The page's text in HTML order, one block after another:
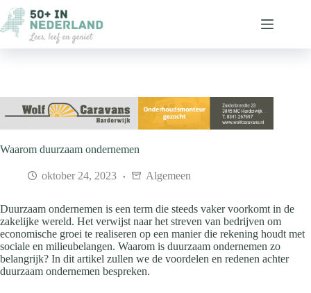
naar
de
inhoud
Waarom duurzaam ondernemen
oktober 24, 2023 Algemeen
Duurzaam ondernemen is een term die steeds vaker voorkomt in de
zakelijke wereld. Het verwijst naar het streven van bedrijven om
economische groei te realiseren op een manier die rekening houdt met
sociale en milieubelangen. Waarom is duurzaam ondernemen zo
belangrijk? In dit artikel zullen we de voordelen en redenen achter
duurzaam ondernemen bespreken.